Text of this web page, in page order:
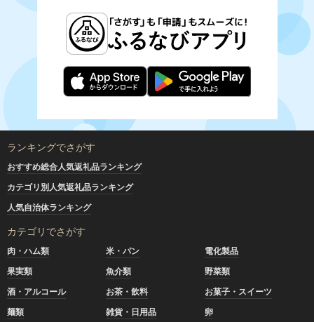
ランキングでさがす
おすすめ総合人気返礼品ランキング
カテゴリ別人気返礼品ランキング
人気自治体ランキング
カテゴリでさがす
肉・ハム類 米・パン
電化製品
果実類
魚介類
野菜類
酒・アルコール
お茶・飲料
お菓子・スイーツ
麺類
雑貨・日用品
卵